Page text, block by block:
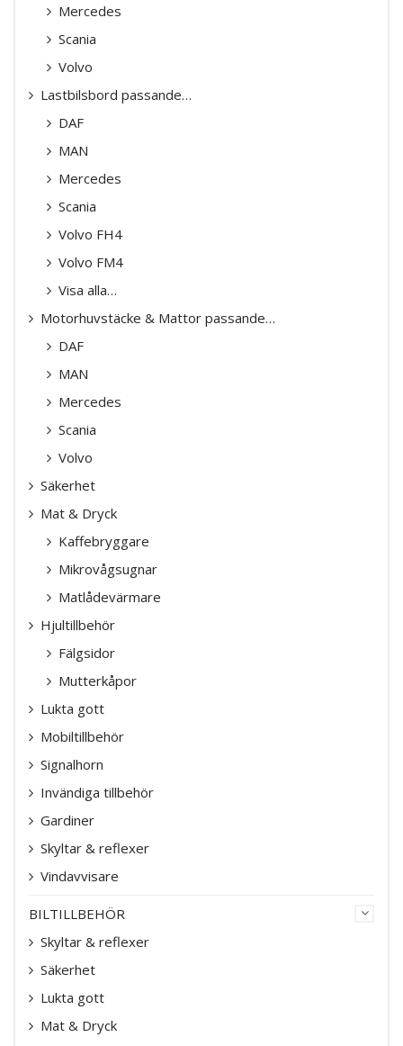
Mercedes
Scania
Volvo
Lastbilsbord passande…
DAF
MAN
Mercedes
Scania
Volvo FH4
Volvo FM4
Visa alla…
Motorhuvstäcke & Mattor passande…
DAF
MAN
Mercedes
Scania
Volvo
Säkerhet
Mat & Dryck
Kaffebryggare
Mikrovågsugnar
Matlådevärmare
Hjultillbehör
Fälgsidor
Mutterkåpor
Lukta gott
Mobiltillbehör
Signalhorn
Invändiga tillbehör
Gardiner
Skyltar & reflexer
Vindavvisare
BILTILLBEHÖR
Skyltar & reflexer
Säkerhet
Lukta gott
Mat & Dryck